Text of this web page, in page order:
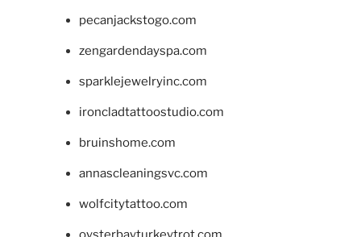
pecanjackstogo.com
zengardendayspa.com
sparklejewelryinc.com
ironcladtattoostudio.com
bruinshome.com
annascleaningsvc.com
wolfcitytattoo.com